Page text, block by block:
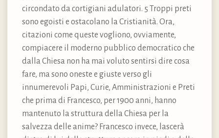
circondato da cortigiani adulatori. 5 Troppi preti
sono egoisti e ostacolano la Cristianità. Ora,
citazioni come queste vogliono, ovviamente,
compiacere il moderno pubblico democratico che
dalla Chiesa non ha mai voluto sentirsi dire cosa
fare, ma sono oneste e giuste verso gli
innumerevoli Papi, Curie, Amministrazioni e Preti
che prima di Francesco, per 1900 anni, hanno
mantenuto la struttura della Chiesa per la
salvezza delle anime? Francesco invece, lascerà